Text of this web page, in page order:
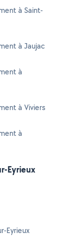
à Saint-
à Jaujac
à
à Viviers
à
Eyrieux
Eyrieux